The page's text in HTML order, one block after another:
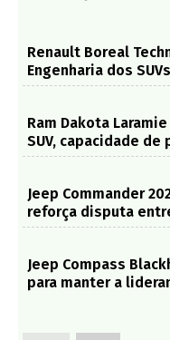
Renault Boreal
Engenharia dos
Ram Dakota
SUV, capacidade
Jeep Commander
reforça disputa
Jeep Compass
para manter a